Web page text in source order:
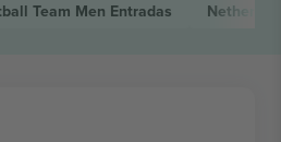
Team Men Entradas